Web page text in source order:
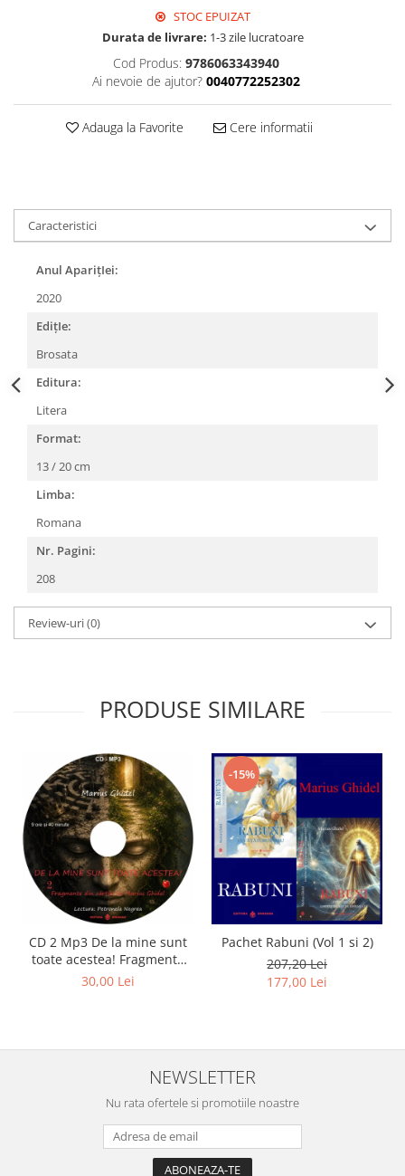
STOC EPUIZAT
Durata de livrare: 1-3 zile lucratoare
Cod Produs: 9786063343940
Ai nevoie de ajutor? 0040772252302
Adauga la Favorite Cere informatii
Caracteristici
Anul AparițIei:
2020
EdițIe:
Brosata
Editura:
Litera
Format:
13 / 20 cm
Limba:
Romana
Nr. Pagini:
208
Review-uri(0)
PRODUSE SIMILARE
CD 2 Mp3 De la mine sunt
toate acestea! Fragmente
din cărțile lui Marius Ghidel
30,00 Lei
-15%
Pachet Rabuni (Vol 1 si 2)
207,20 Lei
177,00 Lei
NEWSLETTER
Nu rata ofertele si promotiile noastre